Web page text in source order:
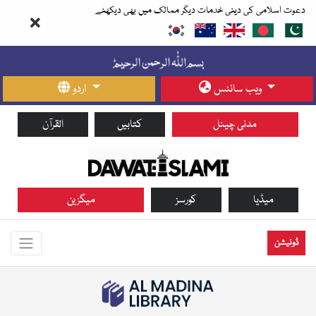
دعوت اسلامی کی دینی خدمات دیگر ممالک میں بھی دیکھئے
اردو ویب سائٹس
القرآن کتابیں مدنی چینل
میگزین کورسز میڈیا
ڈونیشن